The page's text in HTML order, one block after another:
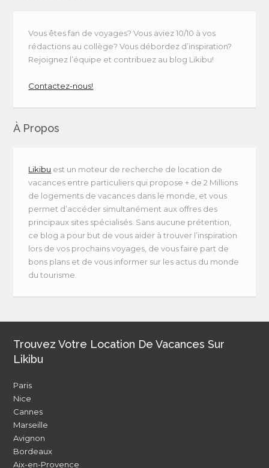
Vous êtes fan de voyages? Vous aviez 10/10 à vos
rédactions au collège? Vous débordez d’inspiration?
Rejoignez l’équipe et contribuez au blog Likibu!
Contactez-nous!
À Propos
Likibu est un moteur de recherche de location de
vacances entre particuliers qui propose + de 2 Millions
de logements de vacances dans le monde, et vous
permet d’accéder simultanément aux offres des
principaux sites spécialisés. Sans aucune prétention,
ce blog a pour but de vous aider à trouver l’inspiration
lors de vos prochains voyages, de vous faire part de
bons plans et de vous informer sur les actus du monde
du tourisme.
Trouvez Votre Location De Vacances Sur
Likibu
Paris
Nice
Cannes
Marseille
Avignon
Bordeaux
Aix-en-Provence